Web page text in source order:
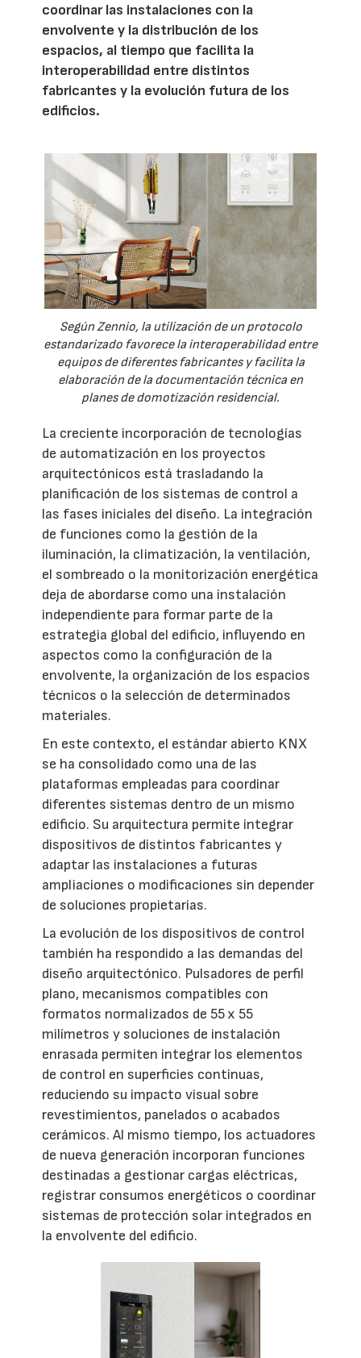
coordinar las instalaciones con la
envolvente y la distribución de los
espacios, al tiempo que facilita la
interoperabilidad entre distintos
fabricantes y la evolución futura de los
edificios.
Según Zennio, la utilización de un protocolo
estandarizado favorece la interoperabilidad entre
equipos de diferentes fabricantes y facilita la
elaboración de la documentación técnica en
planes de domotización residencial.
La creciente incorporación de tecnologías
de automatización en los proyectos
arquitectónicos está trasladando la
planificación de los sistemas de control a
las fases iniciales del diseño. La integración
de funciones como la gestión de la
iluminación, la climatización, la ventilación,
el sombreado o la monitorización energética
deja de abordarse como una instalación
independiente para formar parte de la
estrategia global del edificio, influyendo en
aspectos como la configuración de la
envolvente, la organización de los espacios
técnicos o la selección de determinados
materiales.
En este contexto, el estándar abierto KNX
se ha consolidado como una de las
plataformas empleadas para coordinar
diferentes sistemas dentro de un mismo
edificio. Su arquitectura permite integrar
dispositivos de distintos fabricantes y
adaptar las instalaciones a futuras
ampliaciones o modificaciones sin depender
de soluciones propietarias.
La evolución de los dispositivos de control
también ha respondido a las demandas del
diseño arquitectónico. Pulsadores de perfil
plano, mecanismos compatibles con
formatos normalizados de 55 x 55
milímetros y soluciones de instalación
enrasada permiten integrar los elementos
de control en superficies continuas,
reduciendo su impacto visual sobre
revestimientos, panelados o acabados
cerámicos. Al mismo tiempo, los actuadores
de nueva generación incorporan funciones
destinadas a gestionar cargas eléctricas,
registrar consumos energéticos o coordinar
sistemas de protección solar integrados en
la envolvente del edificio.